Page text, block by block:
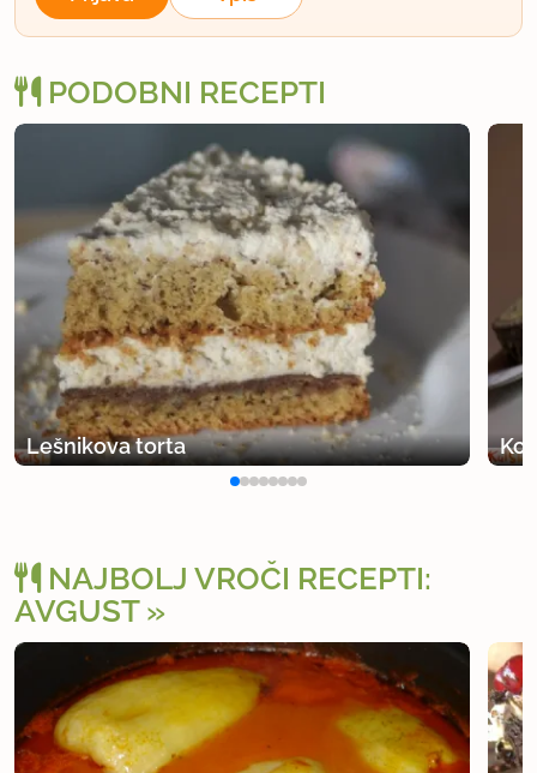
PODOBNI RECEPTI
Lešnikova torta
NAJBOLJ VROČI RECEPTI:
AVGUST